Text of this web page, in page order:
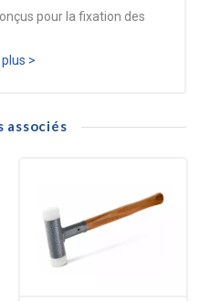
pour la fixation des
10 mm assure un
suffisante dans le
en conditions climatiques
QUEUE DE
d’utiliser des fixations
>
associés